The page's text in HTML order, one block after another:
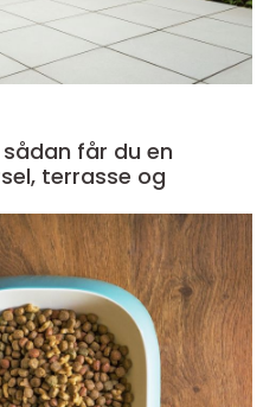
får du en
terrasse og